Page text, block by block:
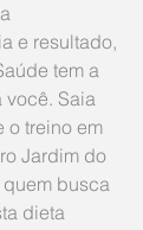
e resultado,
tem a
você. Saia
o treino em
Jardim do
quem busca
dieta